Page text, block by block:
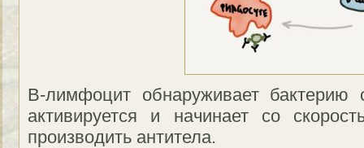
B-лимфоцит обнаруживает бактерию
активируется и начинает со
производить антитела.